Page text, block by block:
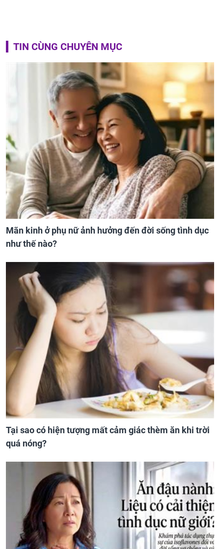
TIN CÙNG CHUYÊN MỤC
Mãn kinh ở phụ nữ ảnh hưởng đến đời sống tình dục
như thế nào?
Tại sao có hiện tượng mất cảm giác thèm ăn khi trời
quá nóng?